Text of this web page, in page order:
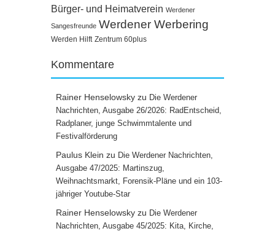
Bürger- und Heimatverein Werdener
Sangesfreunde Werdener Werbering
Werden Hilft Zentrum 60plus
Kommentare
Rainer Henselowsky zu Die Werdener
Nachrichten, Ausgabe 26/2026: RadEntscheid,
Radplaner, junge Schwimmtalente und
Festivalförderung
Paulus Klein zu Die Werdener Nachrichten,
Ausgabe 47/2025: Martinszug,
Weihnachtsmarkt, Forensik-Pläne und ein 103-
jähriger Youtube-Star
Rainer Henselowsky zu Die Werdener
Nachrichten, Ausgabe 45/2025: Kita, Kirche,